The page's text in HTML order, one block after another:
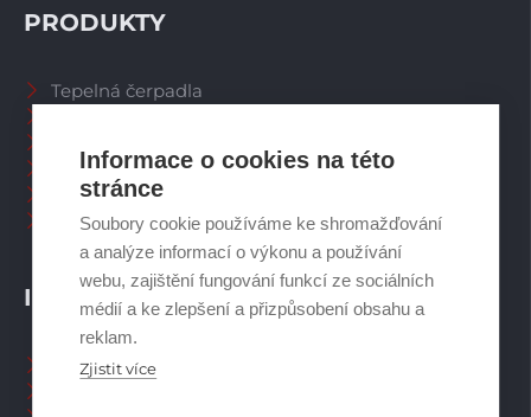
Informace o cookies na této
stránce
Soubory cookie používáme ke shromažďování
a analýze informací o výkonu a používání
webu, zajištění fungování funkcí ze sociálních
médií a ke zlepšení a přizpůsobení obsahu a
reklam.
Zjistit více
INFORMACE
Naši pracovníci CZ
PRODUKTY
Tepelná čerpadla
Spalinové systémy
Plynové kotle
Ostatní příslušenství